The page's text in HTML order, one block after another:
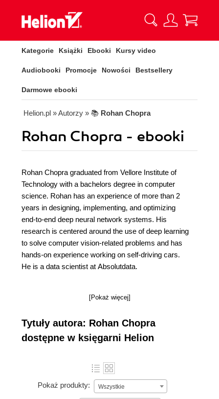
Kategorie Książki Ebooki Kursy video
Audiobooki Promocje Nowości Bestsellery
Darmowe ebooki
Helion.pl » Autorzy » 📚 Rohan Chopra
Rohan Chopra - ebooki
Rohan Chopra graduated from Vellore Institute of
Technology with a bachelors degree in computer
science. Rohan has an experience of more than 2
years in designing, implementing, and optimizing
end-to-end deep neural network systems. His
research is centered around the use of deep learning
to solve computer vision-related problems and has
hands-on experience working on self-driving cars.
He is a data scientist at Absolutdata.
[Pokaż więcej]
Tytuły autora: Rohan Chopra
dostępne w księgarni Helion
Pokaż produkty: Wszystkie